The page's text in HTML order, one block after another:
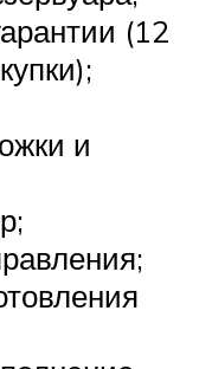
(12
и